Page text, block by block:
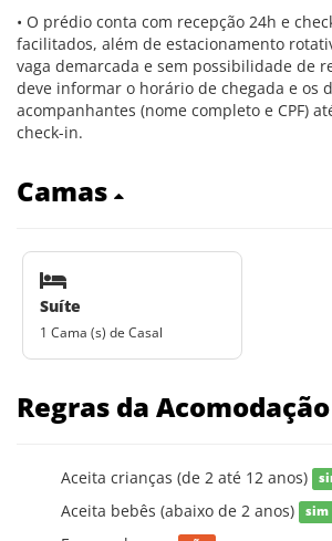
• O prédio conta com recepção 24h e
facilitados, além de estacionamento
vaga demarcada e sem possibilidade de
deve informar o horário de chegada e os
acompanhantes (nome completo e CPF)
check-in.
Camas
Suíte
1 Cama (s) de Casal
Regras da Acomodação
Aceita crianças (de 2 até 12 anos)
Aceita bebês (abaixo de 2 anos) sim